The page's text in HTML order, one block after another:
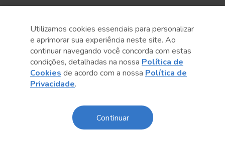
Utilizamos cookies essenciais para personalizar
e aprimorar sua experiência neste site. Ao
continuar navegando você concorda com estas
condições, detalhadas na nossa Política de
Cookies de acordo com a nossa Política de
Privacidade.
Continuar